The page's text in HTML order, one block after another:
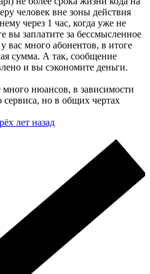
человек вне зоны действия
через 1 час, когда уже не
вы заплатите за бессмысленное
много абонентов, в итоге
сумма. А так, сообщение
и вы сэкономите деньги.
нюансов, в зависимости
сервиса, но в общих чертах
лет назад